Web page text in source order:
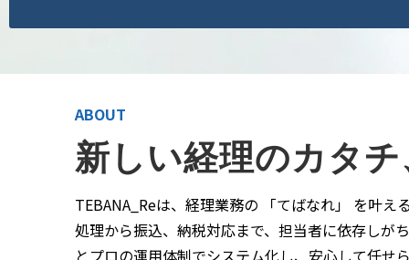
ABOUT
新しい経理のカタ
TEBANA_Reは、 経理業務の 「てばなれ」 を叶え
処理から振込、納税対応まで、担当者に依存しが
とプロの運用体制でシステム化し、安心して任せ